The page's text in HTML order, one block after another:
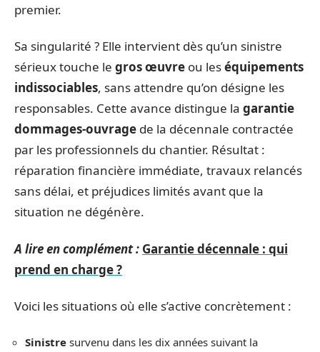
premier.
Sa singularité ? Elle intervient dès qu’un sinistre
sérieux touche le gros œuvre ou leséquipements
indissociables, sans attendre qu’on désigne les
responsables. Cette avance distingue la garantie
dommages-ouvrage de la décennale contractée
par les professionnels du chantier. Résultat :
réparation financière immédiate, travaux relancés
sans délai, et préjudices limités avant que la
situation ne dégénère.
A lire en complément : Garantie décennale : qui
prend en charge ?
Voici les situations où elle s’active concrètement :
Sinistre survenu dans les dix années suivant la